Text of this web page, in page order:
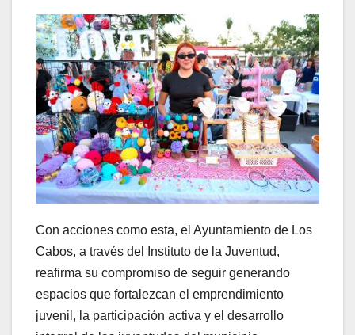
Con acciones como esta, el Ayuntamiento de Los
Cabos, a través del Instituto de la Juventud,
reafirma su compromiso de seguir generando
espacios que fortalezcan el emprendimiento
juvenil, la participación activa y el desarrollo